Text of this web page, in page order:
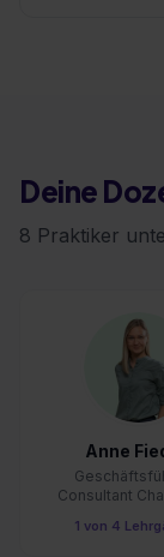
Deine
8 Praktiker
Anne
Consultant
1 von 4